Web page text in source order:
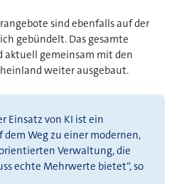
sind ebenfalls auf der
gebündelt. Das gesamte
gemeinsam mit den
weiter ausgebaut.
Einsatz von KI ist ein
Weg zu einer modernen,
Verwaltung, die
echte Mehrwerte bietet“, so